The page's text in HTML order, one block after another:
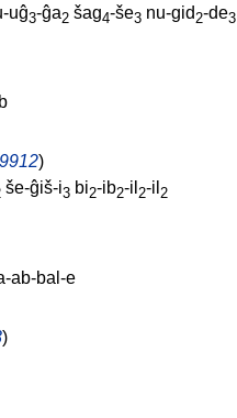
uĝ3-ĝa2 šag4-še3 nu-gid 2-de3
)
še-ĝiš-i3 bi2-ib2-il 2-il 2
ab-bal-e
)